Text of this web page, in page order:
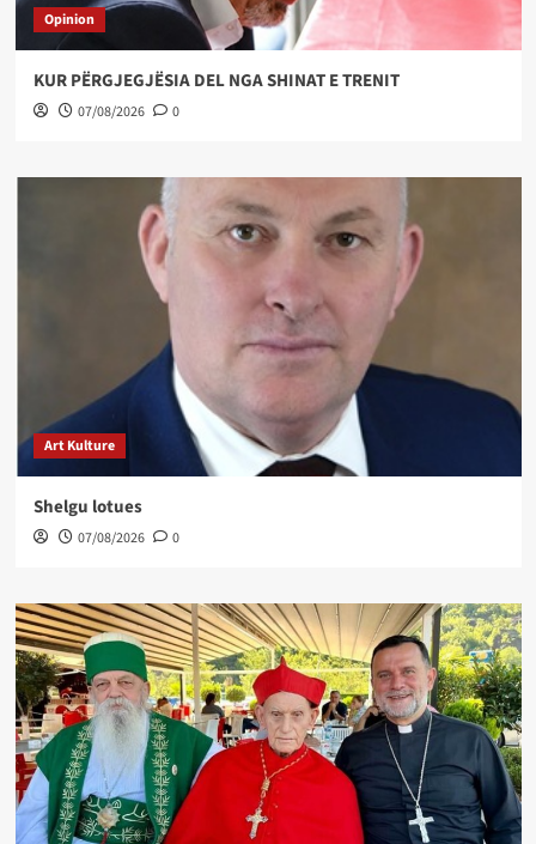
Opinion
KUR PËRGJEGJËSIA DEL NGA SHINAT E TRENIT
07/08/2026 0
Art Kulture
Shelgu lotues
07/08/2026 0